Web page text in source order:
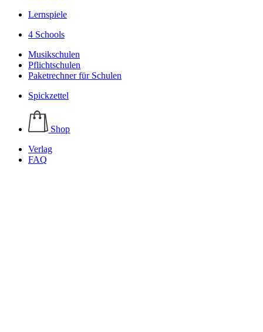
Lernspiele
4 Schools
Musikschulen
Pflichtschulen
Paketrechner für Schulen
Spickzettel
Shop
Verlag
FAQ